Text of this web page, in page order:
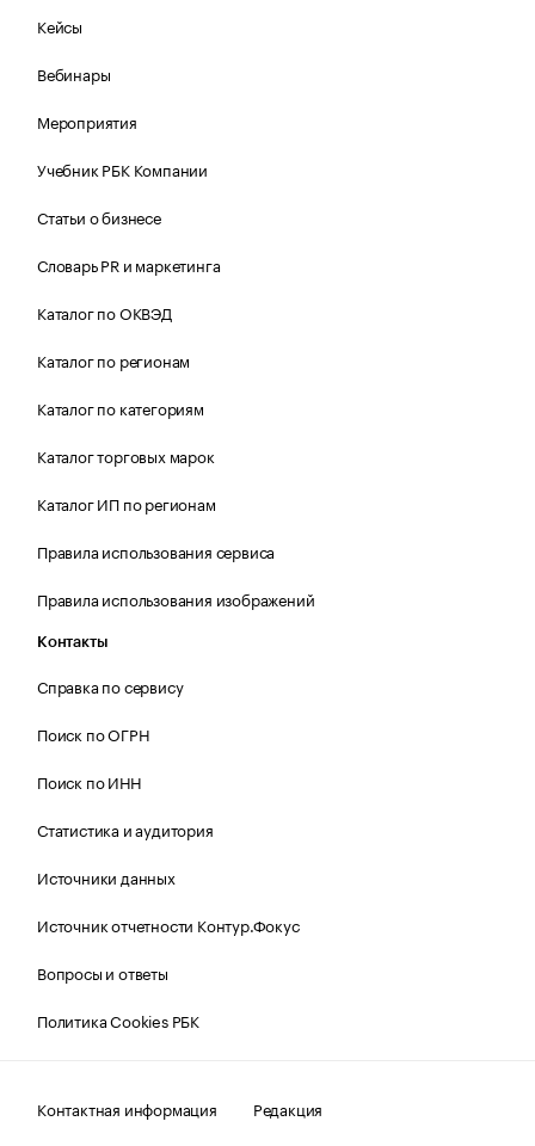
Кейсы
Вебинары
Мероприятия
Учебник РБК Компании
Статьи о бизнесе
Словарь PR и маркетинга
Каталог по ОКВЭД
Каталог по регионам
Каталог по категориям
Каталог торговых марок
Каталог ИП по регионам
Правила использования сервиса
Правила использования изображений
Контакты
Справка по сервису
Поиск по ОГРН
Поиск по ИНН
Статистика и аудитория
Источники данных
Источник отчетности Контур.Фокус
Вопросы и ответы
Политика Cookies РБК
Контактная информация
Редакция